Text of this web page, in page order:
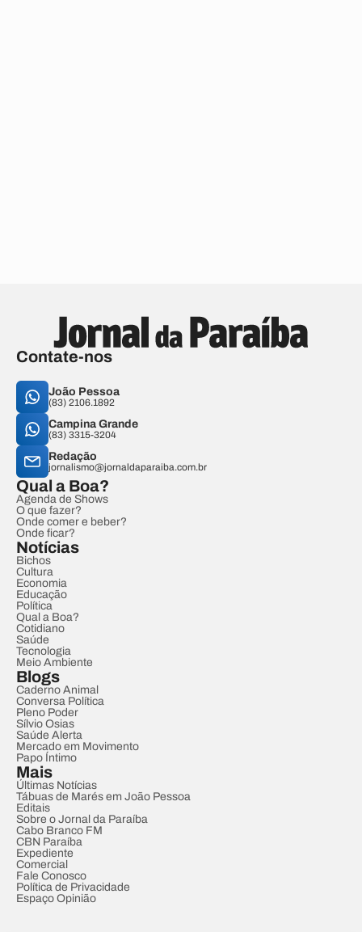
Contate-nos
João Pessoa
(83) 2106.1892
Campina Grande
(83) 3315-3204
Redação
jornalismo@jornaldaparaiba.com.br
Qual a Boa?
Agenda de Shows
O que fazer?
Onde comer e beber?
Onde ficar?
Notícias
Bichos
Cultura
Economia
Educação
Política
Qual a Boa?
Cotidiano
Saúde
Tecnologia
Meio Ambiente
Blogs
Caderno Animal
Conversa Política
Pleno Poder
Sílvio Osias
Saúde Alerta
Mercado em Movimento
Papo Íntimo
Mais
Últimas Notícias
Tábuas de Marés em João Pessoa
Editais
Sobre o Jornal da Paraíba
Cabo Branco FM
CBN Paraíba
Expediente
Comercial
Fale Conosco
Política de Privacidade
Espaço Opinião